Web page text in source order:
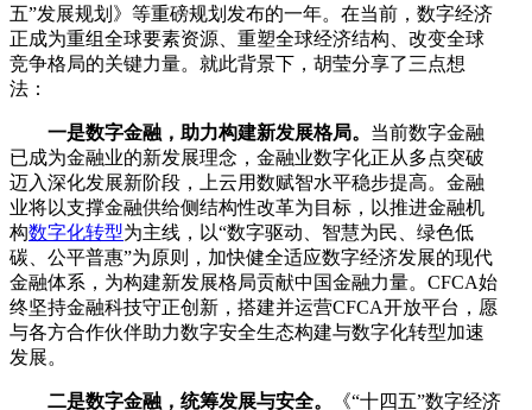
五”发展规划》等重磅规划发布的一年。在当前，数字经济
正成为重组全球要素资源、重塑全球经济结构、改变全球
竞争格局的关键力量。就此背景下，胡莹分享了三点想
法：
一是数字金融，助力构建新发展格局。 当前数字金融
已成为金融业的新发展理念，金融业数字化正从多点突破
迈入深化发展新阶段，上云用数赋智水平稳步提高。金融
业将以支撑金融供给侧结构性改革为目标，以推进金融机
构数字化转型为主线，以“数字驱动、智慧为民、绿色低
碳、公平普惠”为原则，加快健全适应数字经济发展的现代
金融体系，为构建新发展格局贡献中国金融力量。CFCA始
终坚持金融科技守正创新，搭建并运营CFCA开放平台，愿
与各方合作伙伴助力数字安全生态构建与数字化转型加速
发展。
二是数字金融，统筹发展与安全。
《“十四五”数字经济